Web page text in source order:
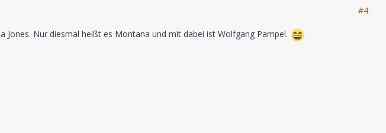
#4
Jones. Nur diesmal heißt es Montana und mit dabei ist Wolfgang Pampel.